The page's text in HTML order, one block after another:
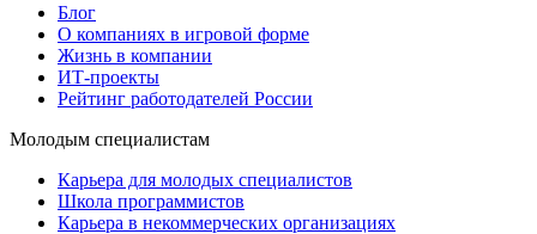
Блог
О компаниях в игровой форме
Жизнь в компании
ИТ-проекты
Рейтинг работодателей России
Молодым специалистам
Карьера для молодых специалистов
Школа программистов
Карьера в некоммерческих организациях